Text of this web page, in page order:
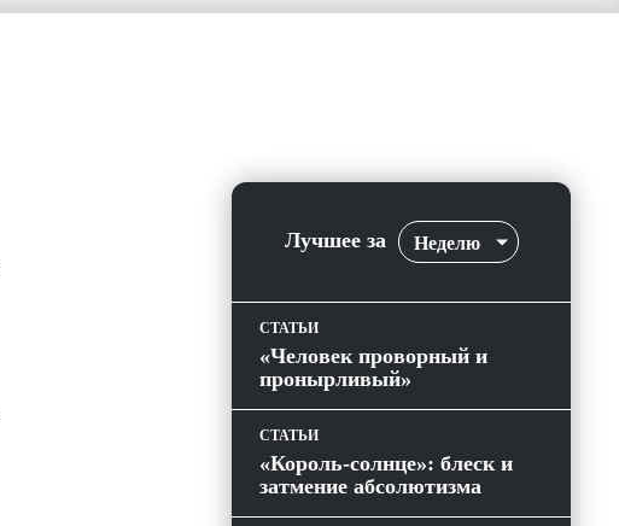
Лучшее за Неделю
СТАТЬИ
«Человек проворный и
пронырливый»
СТАТЬИ
«Король-солнце»: блеск и
затмение абсолютизма